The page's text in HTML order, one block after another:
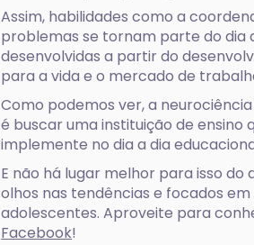
Assim, habilidades como a
problemas se tornam parte do dia
desenvolvidas a partir do
para a vida e o mercado de
Como podemos ver, a
é buscar uma instituição de ensino
implemente no dia a dia
E não há lugar melhor para isso do
olhos nas tendências e focados
adolescentes. Aproveite para
Facebook!